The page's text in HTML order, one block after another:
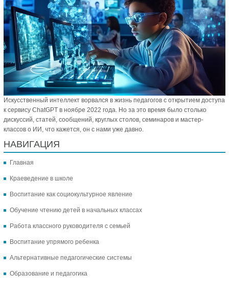
Искусственный интеллект ворвался в жизнь педагогов с открытием доступа
к сервису ChatGPT в ноябре 2022 года. Но за это время было столько
дискуссий, статей, сообщений, круглых столов, семинаров и мастер-
классов о ИИ, что кажется, он с нами уже давно.
НАВИГАЦИЯ
Главная
Краеведение в школе
Воспитание как социокультурное явление
Обучение чтению детей в начальных классах
Работа классного руководителя с семьей
Воспитание упрямого ребенка
Альтернативные педагогические системы
Образование и педагогика